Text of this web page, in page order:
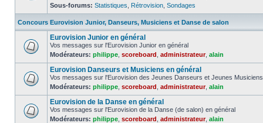
Sous-forums: Statistiques Rétrovision Sondages
Concours Eurovision Junior, Danseurs, Musiciens et Danse de salon
Eurovision Junior en général
Vos messages sur l'Eurovision Junior en général
Modérateurs: philippe scoreboard administrateur, alain
Eurovision Danseurs et Musiciens en général
Vos messages sur l'Eurovision des Jeunes Danseurs et Jeunes
Modérateurs: philippe scoreboard administrateur, alain
Eurovision de la Danse en général
Vos messages sur l'Eurovision de la Danse (de salon) en général
Modérateurs: philippe scoreboard administrateur, alain